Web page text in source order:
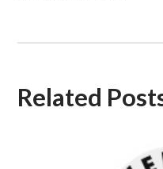
Related